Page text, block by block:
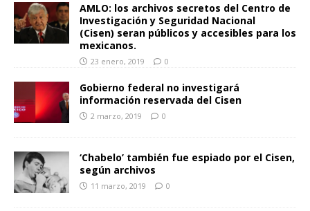
AMLO: los archivos secretos del Centro de
Investigación y Seguridad Nacional
(Cisen) seran públicos y accesibles para los
mexicanos.
23 enero, 2019 0
Gobierno federal no investigará
información reservada del Cisen
2 marzo, 2019 0
‘Chabelo’ también fue espiado por el Cisen,
según archivos
11 marzo, 2019 0